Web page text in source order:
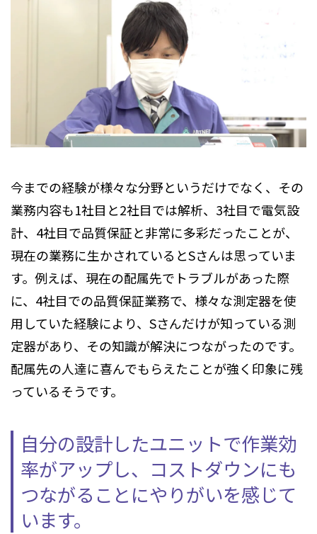
今までの経験が様々な分野というだけでなく、その
業務内容も1社目と2社目では解析、3社目で電気設
計、4社目で品質保証と非常に多彩だったことが、
現在の業務に生かされているとSさんは思っていま
す。例えば、現在の配属先でトラブルがあった際
に、4社目での品質保証業務で、様々な測定器を使
用していた経験により、Sさんだけが知っている測
定器があり、その知識が解決につながったのです。
配属先の人達に喜んでもらえたことが強く印象に残
っているそうです。
自分の設計したユニットで作業効
率がアップし、 コストダウンにも
つながることにやりがいを感じて
います。